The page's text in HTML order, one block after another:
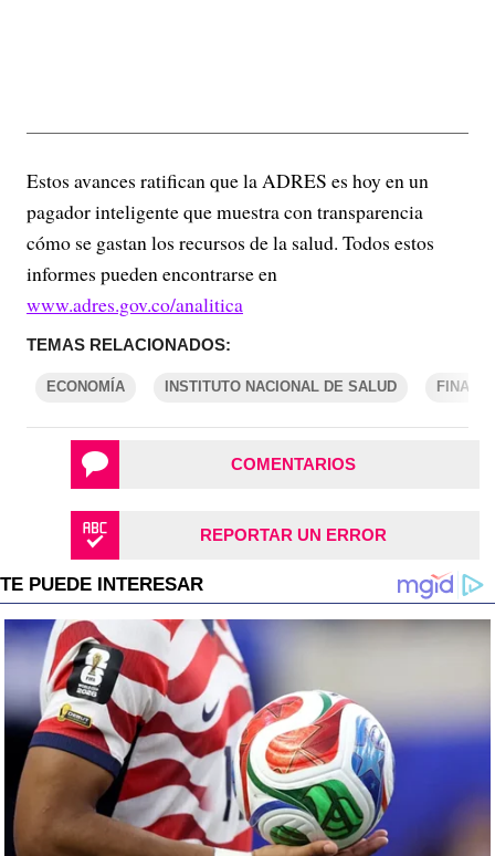
Estos avances ratifican que la ADRES es hoy en un
pagador inteligente que muestra con transparencia
cómo se gastan los recursos de la salud. Todos estos
informes pueden encontrarse en
www.adres.gov.co/analitica
TEMAS RELACIONADOS:
ECONOMÍA INSTITUTO NACIONAL DE SALUD
COMENTARIOS
REPORTAR UN ERROR